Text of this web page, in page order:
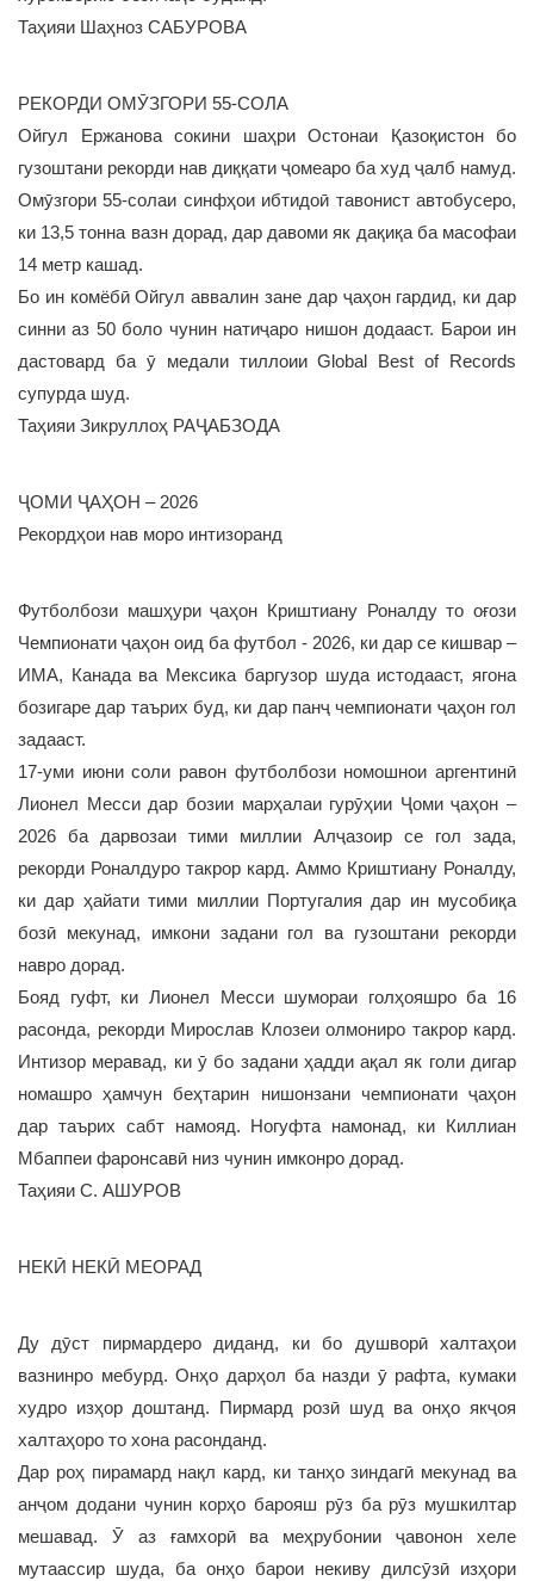
Таҳияи Шаҳноз САБУРОВА
РЕКОРДИ ОМӮЗГОРИ 55-СОЛА
Ойгул Ержанова сокини шаҳри Остонаи Қазоқистон бо
гузоштани рекорди нав диққати ҷомеаро ба худ ҷалб намуд.
Омӯзгори 55-солаи синфҳои ибтидоӣ тавонист автобусеро,
ки 13,5 тонна вазн дорад, дар давоми як дақиқа ба масофаи
14 метр кашад.
Бо ин комёбӣ Ойгул аввалин зане дар ҷаҳон гардид, ки дар
синни аз 50 боло чунин натиҷаро нишон додааст. Барои ин
дастовард ба ӯ медали тиллоии Global Best of Records
супурда шуд.
Таҳияи Зикруллоҳ РАҶАБЗОДА
ҶОМИ ҶАҲОН – 2026
Рекордҳои нав моро интизоранд
Футболбози машҳури ҷаҳон Криштиану Роналду то оғози
Чемпионати ҷаҳон оид ба футбол - 2026, ки дар се кишвар –
ИМА, Канада ва Мексика баргузор шуда истодааст, ягона
бозигаре дар таърих буд, ки дар панҷ чемпионати ҷаҳон гол
задааст.
17-уми июни соли равон футболбози номошнои аргентинӣ
Лионел Месси дар бозии марҳалаи гурӯҳии Ҷоми ҷаҳон –
2026 ба дарвозаи тими миллии Алҷазоир се гол зада,
рекорди Роналдуро такрор кард. Аммо Криштиану Роналду,
ки дар ҳайати тими миллии Португалия дар ин мусобиқа
бозӣ мекунад, имкони задани гол ва гузоштани рекорди
навро дорад.
Бояд гуфт, ки Лионел Месси шумораи голҳояшро ба 16
расонда, рекорди Мирослав Клозеи олмониро такрор кард.
Интизор меравад, ки ӯ бо задани ҳадди ақал як голи дигар
номашро ҳамчун беҳтарин нишонзани чемпионати ҷаҳон
дар таърих сабт намояд. Ногуфта намонад, ки Киллиан
Мбаппеи фаронсавӣ низ чунин имконро дорад.
Таҳияи С. АШУРОВ
НЕКӢ НЕКӢ МЕОРАД
Ду дӯст пирмардеро диданд, ки бо душворӣ халтаҳои
вазнинро мебурд. Онҳо дарҳол ба назди ӯ рафта, кумаки
худро изҳор доштанд. Пирмард розӣ шуд ва онҳо якҷоя
халтаҳоро то хона расонданд.
Дар роҳ пирамард нақл кард, ки танҳо зиндагӣ мекунад ва
анҷом додани чунин корҳо барояш рӯз ба рӯз мушкилтар
мешавад. Ӯ аз ғамхорӣ ва меҳрубонии ҷавонон хеле
мутаассир шуда, ба онҳо барои некиву дилсӯзӣ изҳори